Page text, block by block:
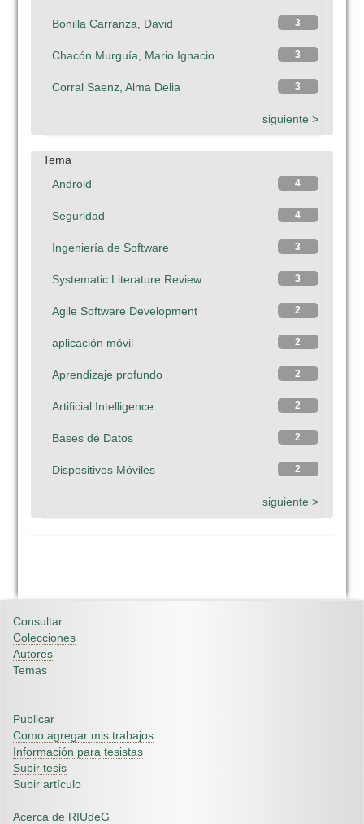
3
Bonilla Carranza, David
3
Chacón Murguía, Mario Ignacio
3
Corral Saenz, Alma Delia
siguiente >
Tema
4
Android
4
Seguridad
3
Ingeniería de Software
3
Systematic Literature Review
2
Agile Software Development
2
aplicación móvil
2
Aprendizaje profundo
2
Artificial Intelligence
2
Bases de Datos
2
Dispositivos Móviles
siguiente >
Consultar
Colecciones
Autores
Temas
Publicar
Como agregar mis trabajos
Información para tesistas
Subir tesis
Subir artículo
Acerca de RIUdeG